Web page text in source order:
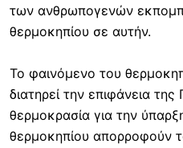
των ανθρωπογενών
θερμοκηπίου σε αυτήν.
Το φαινόμενο του
διατηρεί την επιφάνεια
θερμοκρασία για την
θερμοκηπίου απορροφούν